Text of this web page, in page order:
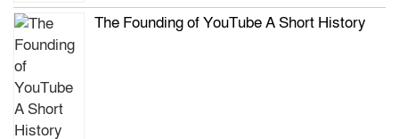
The Founding of YouTube A Short History